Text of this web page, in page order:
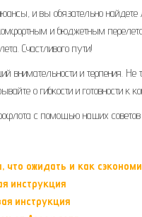
и вы обязательно
и бюджетным
Счастливого пути!
внимательности и терпения.
о гибкости и готовности к
с помощью наших советов
ожидать и как
инструкция
инструкция